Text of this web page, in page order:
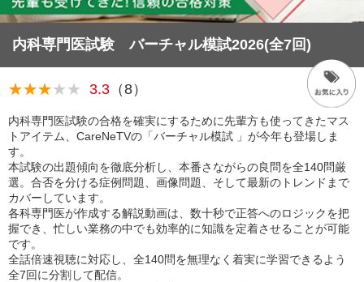
内科専門医試験 バーチャル模試2026(全7回)
★★★
★★★★★ 3.3 （8）
内科専門医試験の合格を確実にするために先輩方も使ってきたマス
トアイテム、CareNeTVの「バーチャル模試 」が今年も登場しま
す。
本試験の出題傾向を徹底分析し、本番さながらの良問を全140問厳
選。合否を分ける症例問題、画像問題、そして最新のトレンドまで
カバーしています。
各科専門医が作成する解説動画は、数十秒で正答へのロジックを把
握でき、忙しい業務の中でも効率的に知識を定着させることが可能
です。
全話倍速視聴に対応し、全140問を無理なく着実に学習できるよう
全7回に分割して配信。